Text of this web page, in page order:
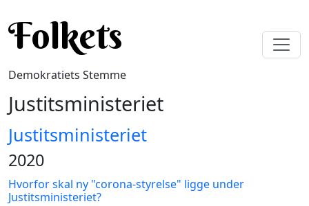
Folkets
Demokratiets Stemme
Justitsministeriet
Justitsministeriet
2020
Hvorfor skal ny "corona-styrelse" ligge under
Justitsministeriet?